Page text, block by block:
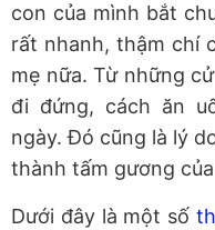
con của mình bắt
rất nhanh, thậm chí
mẹ nữa. Từ những
đi đứng, cách ăn
ngày. Đó cũng là lý
thành tấm gương
Dưới đây là một số